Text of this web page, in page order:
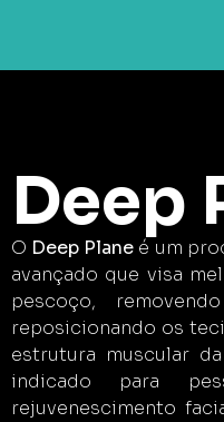
Deep
O Deep Plane é um
avançado que visa
pescoço,
reposicionando os
estrutura muscular
indicado para
rejuvenescimento